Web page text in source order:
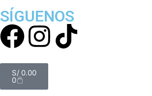
SÍGUENOS
S/ 0.00
0